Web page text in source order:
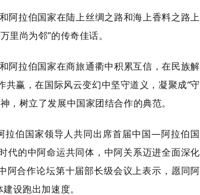
阿拉伯国家在陆上丝绸之路和海上香料之路上
里尚为邻”的传奇佳话。
阿拉伯国家在商旅通衢中积累互信，在民族解
共赢，在国际风云变幻中坚守道义，凝聚成“守
，树立了发展中国家团结合作的典范。
拉伯国家领导人共同出席首届中国—阿拉伯国
代的中阿命运共同体，中阿关系迈进全面深化
阿合作论坛第十届部长级会议上表示，愿同阿
建设跑出加速度。